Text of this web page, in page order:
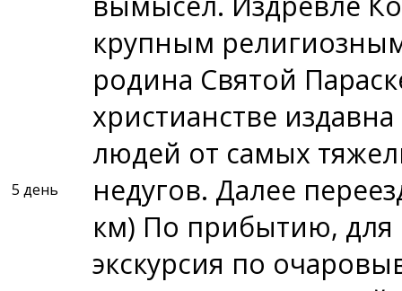
5 день
крупным
родина Святой
христианстве
людей от самых
недугов. Далее
км) По прибытию, для
экскурсия по